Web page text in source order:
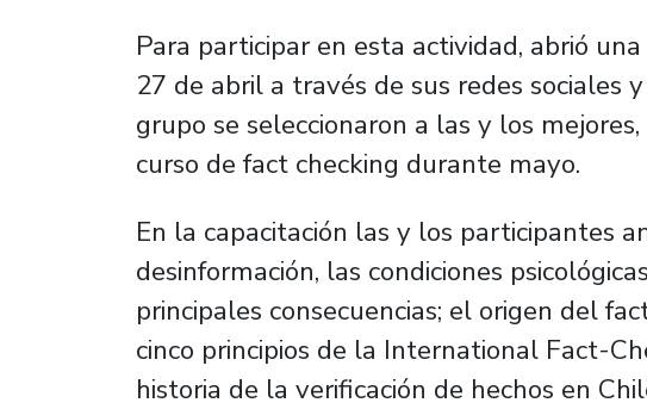
Para participar en esta actividad, abrió
27 de abril a través de sus redes sociales
grupo se seleccionaron a las y los
curso de fact checking durante mayo.
En la capacitación las y los participantes
desinformación, las condiciones
principales consecuencias; el origen del
cinco principios de la International Fact-
historia de la verificación de hechos en